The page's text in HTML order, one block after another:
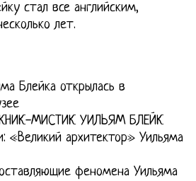
стал все английским,
лет.
Блейка открылась в
МИСТИК УИЛЬЯМ БЛЕЙК
«Великий архитектор» Уильяма
феномена Уильяма